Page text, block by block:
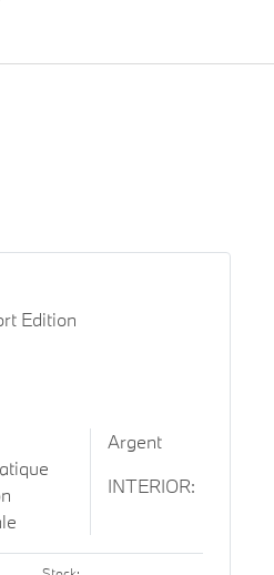
Edition
Argent
INTERIOR: